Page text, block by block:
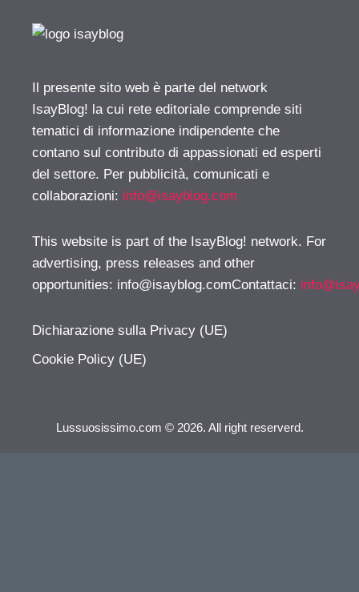
Il presente sito web è parte del network
IsayBlog! la cui rete editoriale comprende siti
tematici di informazione indipendente che
contano sul contributo di appassionati ed esperti
del settore. Per pubblicità, comunicati e
collaborazioni: info@isayblog.com
This website is part of the IsayBlog! network. For
advertising, press releases and other
opportunities: info@isayblog.comContattaci:
Dichiarazione sulla Privacy (UE)
Cookie Policy (UE)
Lussuosissimo.com © 2026. All right reserverd.